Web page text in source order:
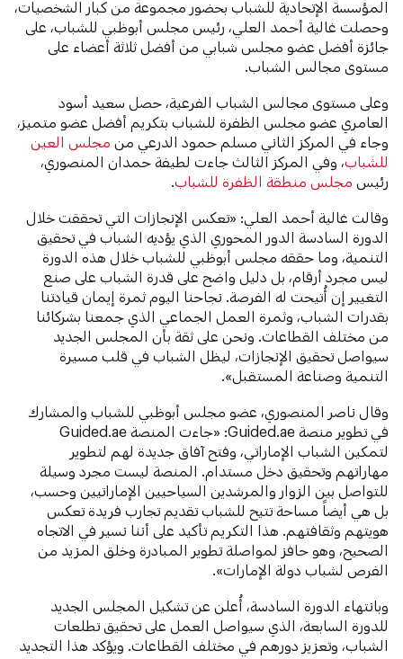
المؤسسة الإتحادية للشباب بحضور مجموعة من كبار الشخصيات،
وحصلت غالية أحمد العلي، رئيس مجلس أبوظبي للشباب، على
جائزة أفضل عضو مجلس شبابي من أفضل ثلاثة أعضاء على
مستوى مجالس الشباب.
وعلى مستوى مجالس الشباب الفرعية، حصل سعيد أسود
العامري عضو مجلس الظفرة للشباب بتكريم أفضل عضو متميز،
وجاء في المركز الثاني مسلم حمود الدرعي منمجلس العين
للشباب، وفي المركز الثالث جاءت لطيفة حمدان المنصوري،
رئيسمجلس منطقة الظفرة للشباب.
وقالت غالية أحمد العلي: «تعكس الإنجازات التي تحققت خلال
الدورة السادسة الدور المحوري الذي يؤديه الشباب في تحقيق
التنمية، وما حققه مجلس أبوظبي للشباب خلال هذه الدورة
ليس مجرد أرقام، بل دليل واضح على قدرة الشباب على صنع
التغيير إن أُتيحت له الفرصة. نجاحنا اليوم ثمرة إيمان قيادتنا
بقدرات الشباب، وثمرة العمل الجماعي الذي جمعنا بشركائنا
من مختلف القطاعات. ونحن على ثقة بأن المجلس الجديد
سيواصل تحقيق الإنجازات، ليظل الشباب في قلب مسيرة
التنمية وصناعة المستقبل».
وقال ناصر المنصوري، عضو مجلس أبوظبي للشباب والمشارك
في تطوير منصة Guided.ae: «جاءت المنصة Guided.ae
لتمكين الشباب الإماراتي، وفتح آفاق جديدة لهم لتطوير
مهاراتهم وتحقيق دخل مستدام. المنصة ليست مجرد وسيلة
للتواصل بين الزوار والمرشدين السياحيين الإماراتيين وحسب،
بل هي أيضاً مساحة تتيح للشباب تقديم تجارب فريدة تعكس
هويتهم وثقافتهم. هذا التكريم تأكيد على أننا نسير في الاتجاه
الصحيح، وهو حافز لمواصلة تطوير المبادرة وخلق المزيد من
الفرص لشباب دولة الإمارات».
وبانتهاء الدورة السادسة، أُعلن عن تشكيل المجلس الجديد
للدورة السابعة، الذي سيواصل العمل على تحقيق تطلعات
الشباب، وتعزيز دورهم في مختلف القطاعات. ويؤكد هذا التجديد